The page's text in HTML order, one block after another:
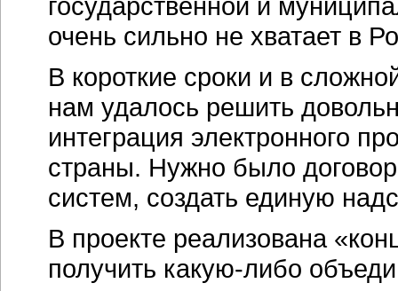
очень сильно не хватает в
В короткие сроки и в
нам удалось решить
интеграция электронного
страны. Нужно было
систем, создать единую
В проекте реализована
получить какую-либо